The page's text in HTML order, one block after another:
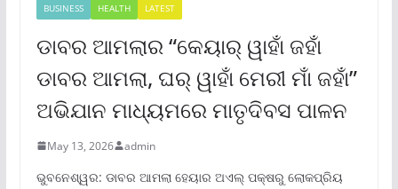
BUSINESS HEALTH LATEST
ଡାବର ଆମଲାର “କେୟାର୍ ୱାହାଁ ଜହାଁ
ଡାବର ଆମଲା, ଘର୍ ୱାହାଁ ମେରୀ ମାଁ ଜହାଁ”
ଅଭିଯାନ ମାଧ୍ୟମରେ ମାତୃଦିବସ ପାଳନ
May 13, 2026 admin
ଭୁବନେଶ୍ୱର: ଡାବର ଆମଲା ହେୟାର ଅଏଲ୍ ପକ୍ଷରୁ ଲୋକପ୍ରିୟ